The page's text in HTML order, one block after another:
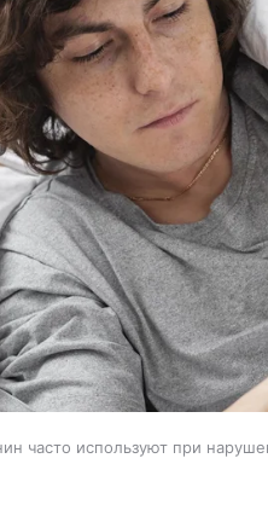
часто используют при